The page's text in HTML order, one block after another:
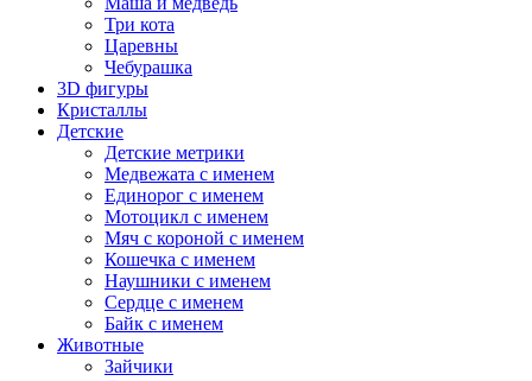
Три кота
Царевны
Чебурашка
3D фигуры
Кристаллы
Детские
Детские метрики
Медвежата с именем
Единорог с именем
Мотоцикл с именем
Мяч с короной с именем
Кошечка с именем
Наушники с именем
Сердце с именем
Байк с именем
Животные
Зайчики